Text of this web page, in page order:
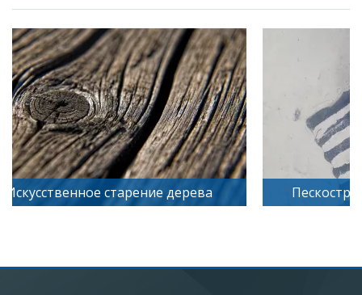
Искусственное старение дерева